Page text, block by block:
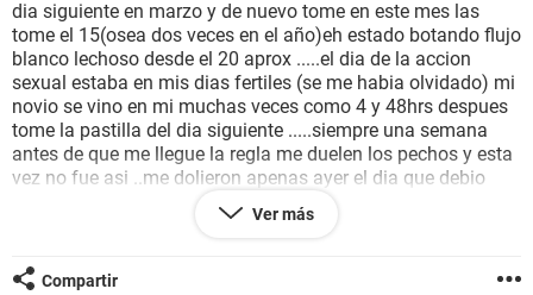
SEXUALIDAD
GLOSARIO
dia siguiente en marzo y de nuevo tome en este mes las
tome el 15(osea dos veces en el año)eh estado botando flujo
blanco lechoso desde el 20 aprox .....el dia de la accion
sexual estaba en mis dias fertiles (se me habia olvidado) mi
novio se vino en mi muchas veces como 4 y 48hrs despues
tome la pastilla del dia siguiente .....siempre una semana
antes de que me llegue la regla me duelen los pechos y esta
vez no fue asi ..me dolieron apenas ayer el dia que debio
bajarme ...la pregunta es ...la pastilla no haria efecto? Podria
estar embarazada? O son efectos de las pastillas? gracias
Ver más
Compartir